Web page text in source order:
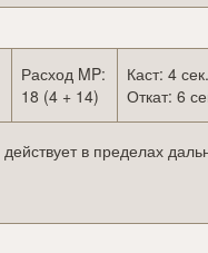
Расход MP:
18 (4 + 14)
Каст: 4 сек.
Откат: 6
в пределах